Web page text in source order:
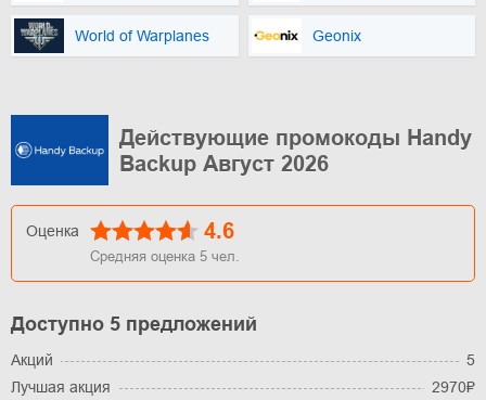
World of Warplanes Geonix
Действующие промокоды Handy
Backup Август 2026
Оценка 4.6
Средняя оценка 5 чел.
Доступно 5 предложений
Акций
5
Лучшая акция
2970₽